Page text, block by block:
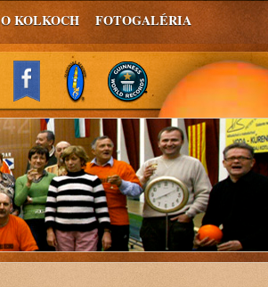
O KOLKOCH FOTOGALÉRIA